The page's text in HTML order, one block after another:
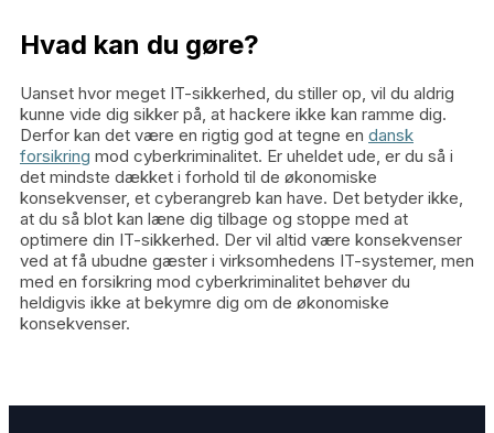
Hvad kan du gøre?
Uanset hvor meget IT-sikkerhed, du stiller op, vil du aldrig
kunne vide dig sikker på, at hackere ikke kan ramme dig.
Derfor kan det være en rigtig god at tegne en dansk
forsikring mod cyberkriminalitet. Er uheldet ude, er du så i
det mindste dækket i forhold til de økonomiske
konsekvenser, et cyberangreb kan have. Det betyder ikke,
at du så blot kan læne dig tilbage og stoppe med at
optimere din IT-sikkerhed. Der vil altid være konsekvenser
ved at få ubudne gæster i virksomhedens IT-systemer, men
med en forsikring mod cyberkriminalitet behøver du
heldigvis ikke at bekymre dig om de økonomiske
konsekvenser.